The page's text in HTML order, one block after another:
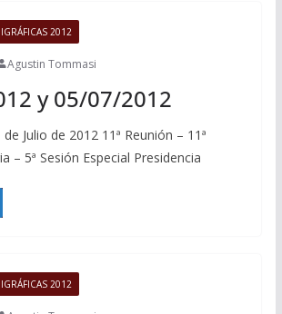
2012
Agustin Tommasi
y 05/07/2012
Julio de 2012 11ª Reunión – 11ª
– 5ª Sesión Especial Presidencia
2012